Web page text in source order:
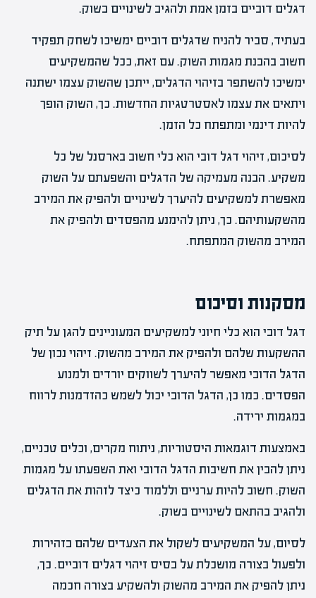
דגלים דוביים בזמן אמת ולהגיב לשינויים בשוק.
בעתיד, סביר להניח שדגלים דוביים ימשיכו לשחק תפקיד
חשוב בהבנת מגמות השוק. עם זאת, ככל שהמשקיעים
ימשיכו להשתפר בזיהוי הדגלים, ייתכן שהשוק עצמו ישתנה
ויתאים את עצמו לאסטרטגיות החדשות. כך, השוק הופך
להיות דינמי ומתפתח כל הזמן.
לסיכום, זיהוי דגל דובי הוא כלי חשוב בארסנל של כל
משקיע. הבנה מעמיקה של הדגלים והשפעתם על השוק
מאפשרת למשקיעים להיערך לשינויים ולהפיק את המירב
מהשקעותיהם. כך, ניתן להימנע מהפסדים ולהפיק את
המירב מהשוק המתפתח.
מסקנות וסיכום
דגל דובי הוא כלי חיוני למשקיעים המעוניינים להגן על תיק
ההשקעות שלהם ולהפיק את המירב מהשוק. זיהוי נכון של
הדגל הדובי מאפשר להיערך לשווקים יורדים ולמנוע
הפסדים. כמו כן, הדגל הדובי יכול לשמש כהזדמנות לרווח
במגמות ירידה.
באמצעות דוגמאות היסטוריות, ניתוח מקרים, וכלים טכניים,
ניתן להבין את חשיבות הדגל הדובי ואת השפעתו על מגמות
השוק. חשוב להיות ערניים וללמוד כיצד לזהות את הדגלים
ולהגיב בהתאם לשינויים בשוק.
לסיום, על המשקיעים לשקול את הצעדים שלהם בזהירות
ולפעול בצורה מושכלת על בסיס זיהוי דגלים דוביים. כך,
ניתן להפיק את המירב מהשוק ולהשקיע בצורה חכמה